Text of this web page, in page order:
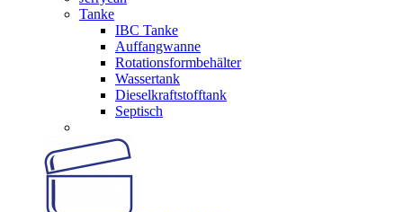
Tanke
IBC Tanke
Auffangwanne
Rotationsformbehälter
Wassertank
Dieselkraftstofftank
Septisch